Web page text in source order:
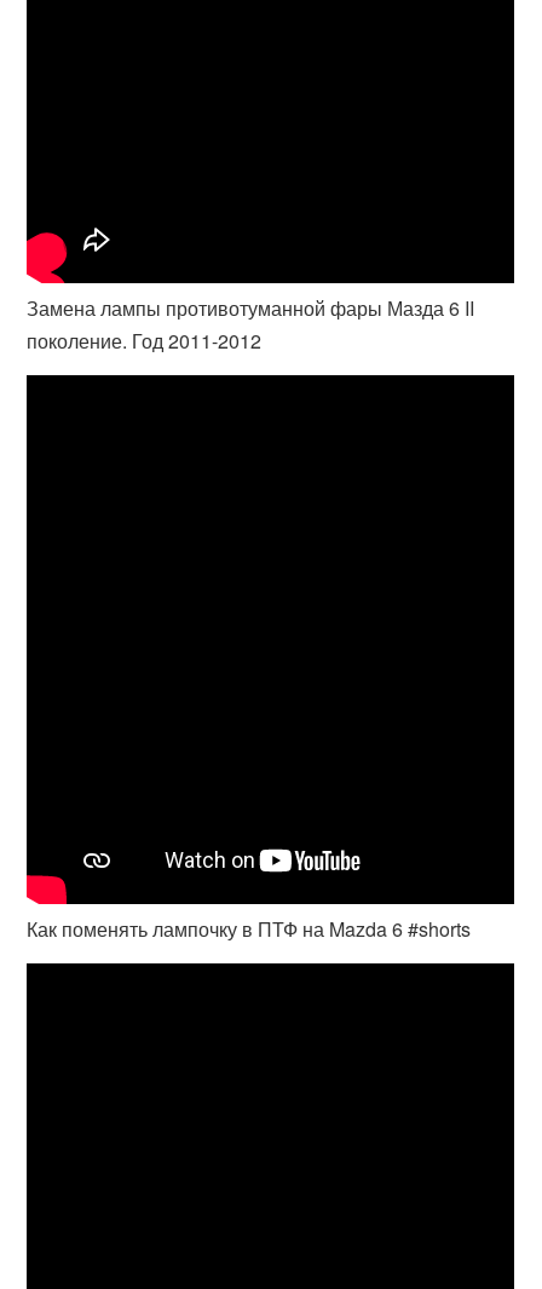
Замена лампы противотуманной фары Мазда 6 II
поколение. Год 2011-2012
Как поменять лампочку в ПТФ на Mazda 6 #shorts